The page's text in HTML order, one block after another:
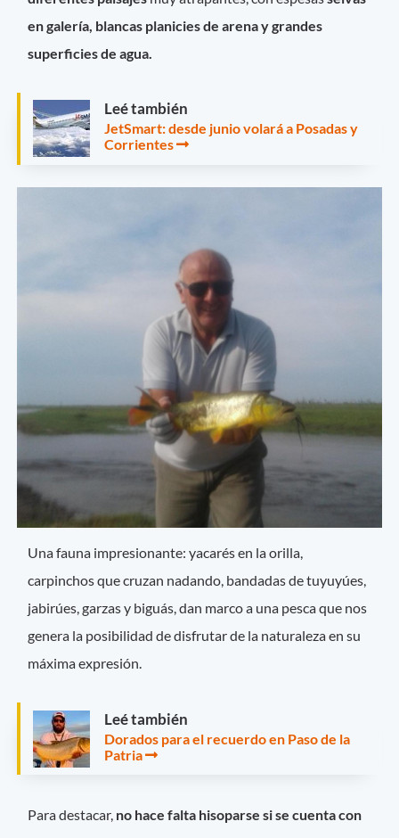
en galería, blancas planicies de arena y grandes
superficies de agua.
Leé también
JetSmart: desde junio volará a Posadas y
Corrientes
Una fauna impresionante: yacarés en la orilla,
carpinchos que cruzan nadando, bandadas de tuyuyúes,
jabirúes, garzas y biguás, dan marco a una pesca que nos
genera la posibilidad de disfrutar de la naturaleza en su
máxima expresión.
Leé también
Dorados para el recuerdo en Paso de la
Patria
Para destacar, no hace falta hisoparse si se cuenta con